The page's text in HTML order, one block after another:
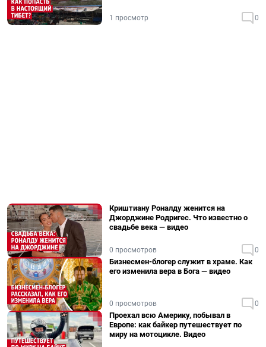
1 просмотр 0
Криштиану Роналду женится на
Джорджине Родригес. Что известно о
свадьбе века — видео
0 просмотров 0
Бизнесмен-блогер служит в храме. Как
его изменила вера в Бога — видео
0 просмотров 0
Проехал всю Америку, побывал в
Европе: как байкер путешествует по
миру на мотоцикле. Видео